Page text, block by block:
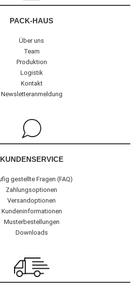
PACK-HAUS
Über uns
Team
Produktion
Logistik
Kontakt
Newsletteranmeldung
KUNDENSERVICE
gestellte Fragen (FAQ)
Zahlungsoptionen
Versandoptionen
Kundeninformationen
Musterbestellungen
Downloads